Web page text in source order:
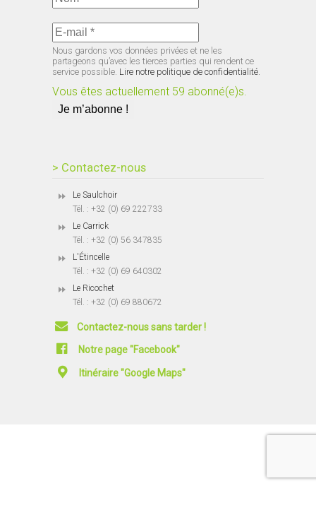
Nous gardons vos données privées et ne les
partageons qu’avec les tierces parties qui rendent ce
service possible. Lire notre politique de confidentialité.
Vous êtes actuellement 59 abonné(e)s.
> Contactez-nous
Le Saulchoir
Tél. : +32 (0) 69 222733
Le Carrick
Tél. : +32 (0) 56 347835
L'Étincelle
Tél. : +32 (0) 69 640302
Le Ricochet
Tél. : +32 (0) 69 880672
Contactez-nous sans tarder !
Notre page "Facebook"
Itinéraire "Google Maps"